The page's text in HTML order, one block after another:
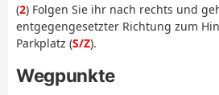
(2) Folgen Sie ihr nach rechts und
entgegengesetzter Richtung zum
Parkplatz (S/Z).
Wegpunkte